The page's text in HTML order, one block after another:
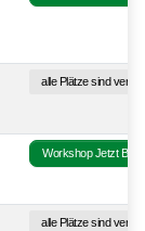
alle Plätze sind
Workshop Jetzt
alle Plätze sind